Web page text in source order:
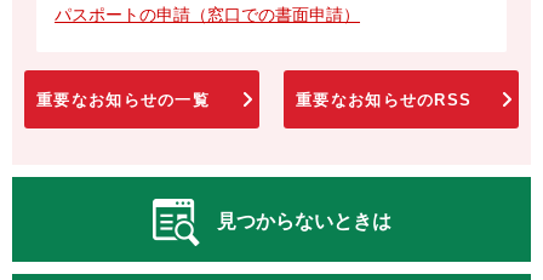
パスポートの申請（窓口での書面申請）
重要なお知らせの一覧 重要なお知らせのRSS
見つからないときは